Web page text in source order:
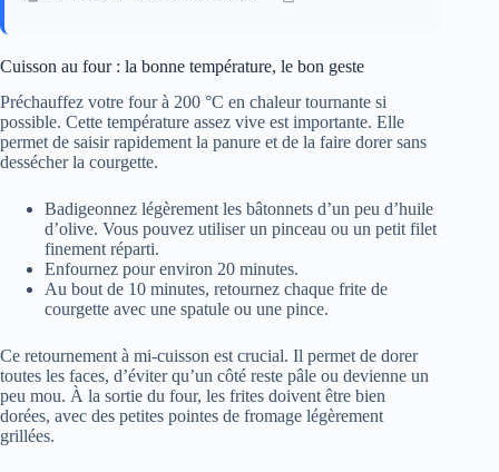
Cuisson au four : la bonne température, le bon geste
Préchauffez votre four à 200 °C en chaleur tournante si
possible. Cette température assez vive est importante. Elle
permet de saisir rapidement la panure et de la faire dorer sans
dessécher la courgette.
Badigeonnez légèrement les bâtonnets d’un peu d’huile
d’olive. Vous pouvez utiliser un pinceau ou un petit filet
finement réparti.
Enfournez pour environ 20 minutes.
Au bout de 10 minutes, retournez chaque frite de
courgette avec une spatule ou une pince.
Ce retournement à mi-cuisson est crucial. Il permet de dorer
toutes les faces, d’éviter qu’un côté reste pâle ou devienne un
peu mou. À la sortie du four, les frites doivent être bien
dorées, avec des petites pointes de fromage légèrement
grillées.